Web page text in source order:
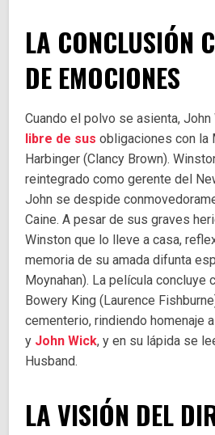
LA CONCLUSIÓN
DE EMOCIONES
Cuando el polvo se asienta,
libre de sus obligaciones con la
Harbinger (Clancy Brown).
reintegrado como gerente del
John se despide
Caine. A pesar de sus graves
Winston que lo lleve a casa,
memoria de su amada difunta
Moynahan). La película concluye
Bowery King (Laurence
cementerio, rindiendo homenaje
y John Wick, y en su lápida se
Husband.
LA VISIÓN DEL